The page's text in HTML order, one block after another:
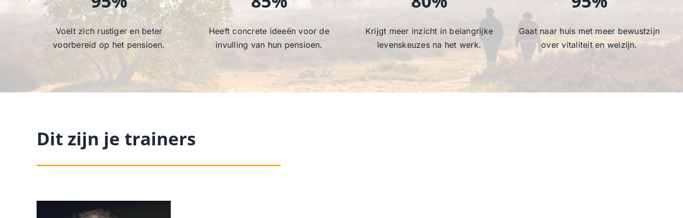
Voelt zich rustiger en beter
voorbereid op het pensioen.
Heeft concrete ideeën voor de
invulling van hun pensioen.
Krijgt meer inzicht in belangrijke
levenskeuzes na het werk.
Gaat naar huis met meer bewustzijn
over vitaliteit en welzijn.
Dit zijn je trainers